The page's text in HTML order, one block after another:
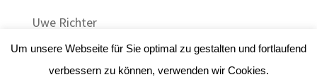
Uwe Richter
Um unsere Webseite für Sie optimal zu gestalten und fortlaufend
verbessern zu können, verwenden wir Cookies.